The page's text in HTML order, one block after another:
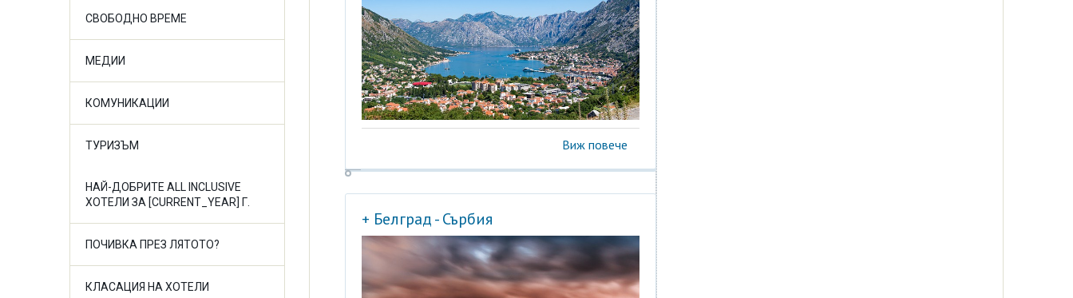
СВОБОДНО ВРЕМЕ
МЕДИИ
КОМУНИКАЦИИ
ТУРИЗЪМ
НАЙ-ДОБРИТЕ ALL INCLUSIVE
ХОТЕЛИ ЗА [CURRENT_YEAR] Г.
ПОЧИВКА ПРЕЗ ЛЯТОТО?
КЛАСАЦИЯ НА ХОТЕЛИ
Виж повече
+ Белград - Сърбия